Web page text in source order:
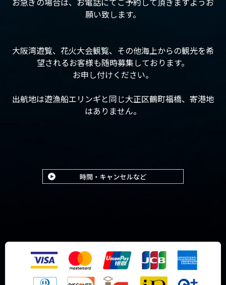
願い致します。
大阪湾遊覧、花火大会観覧、その他海上からの観光を希
望されるお客様も随時募集しております。
お申し付けください。
出航地は遊漁船エリンギと同じ大正区鶴町福橋、寄港地
はありません。